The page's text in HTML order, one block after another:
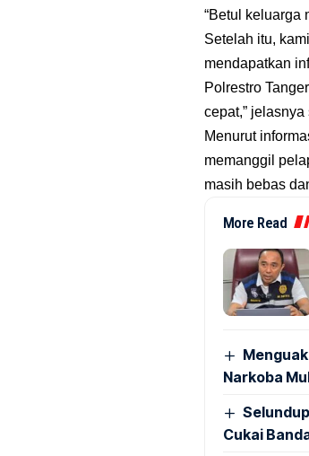
“Betul keluarga
Setelah itu,
mendapatkan
Polrestro
cepat,”
Menurut
memanggil
masih bebas
More Read
Narkoba
Cukai